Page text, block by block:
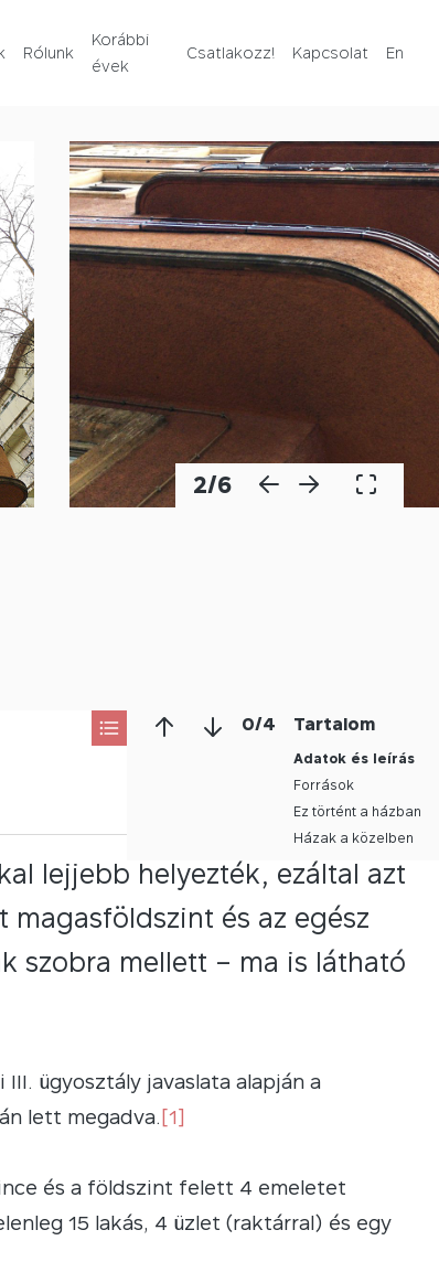
Rólunk
Korábbi
évek
Csatlakozz! Kapcsolat En
Csatlakozz!
En
2/6
0/4 Tartalom
Adatok és leírás
Források
Ez történt a házban
Házak a közelben
lejjebb helyezték, ezáltal azt
és az egész
szobra mellett – ma is látható
ügyosztály javaslata alapján a
lett megadva. [1]
és a földszint felett 4 emeletet
15 lakás, 4 üzlet (raktárral) és egy